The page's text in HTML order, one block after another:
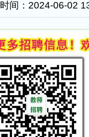
时间：2024-06-02